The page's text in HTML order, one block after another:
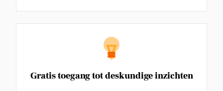
Gratis toegang tot deskundige inzichten